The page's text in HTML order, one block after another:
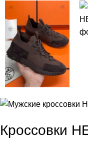
Кроссовки